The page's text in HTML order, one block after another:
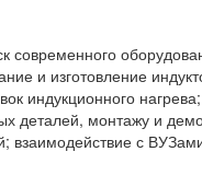
современного
и изготовление
индукционного
деталей, монтажу и
взаимодействие с